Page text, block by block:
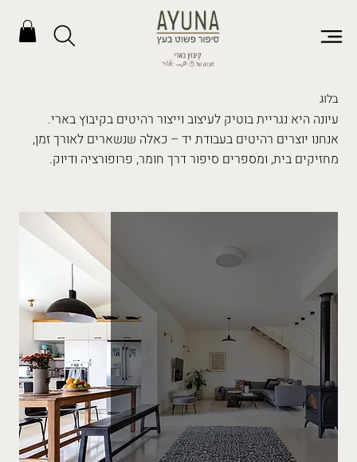
בלוג
עיונה היא נגריית בוטיק לעיצוב וייצור רהיטים בקיבוץ בארי.
אנחנו יוצרים רהיטים בעבודת יד – כאלה שנשארים לאורך זמן,
מחזיקים בית, ומספרים סיפור דרך חומר, פרופורציה ודיוק.